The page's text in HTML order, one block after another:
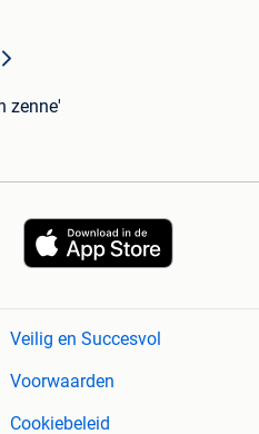
zenne'
Veilig en Succesvol
Voorwaarden
Cookiebeleid